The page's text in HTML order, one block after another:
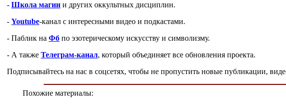
- Школа магии и других оккультных дисциплин.
- Youtube-канал с интересными видео и подкастами.
- Паблик на Фб по эзотерическому искусству и символизму.
- А также Телеграм-канал, который объединяет все обновления проекта.
Подписывайтесь на нас в соцсетях, чтобы не пропустить новые публикации,
Похожие материалы: